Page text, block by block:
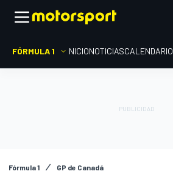
FÓRMULA 1 INICIONOTICIASCALENDARIO
Fórmula 1 GP de Canadá